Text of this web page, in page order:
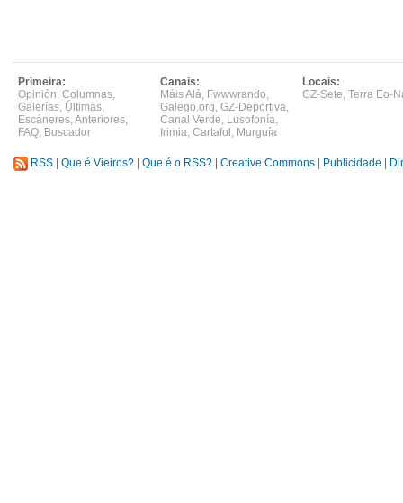
Primeira:
Opinión, Columnas,
Galerías, Últimas,
Escáneres,Anteriores,
FAQ, Buscador
Canais:
Máis Alá, Fwwwrando,
Galego.org, GZ-Deportiva,
Canal Verde, Lusofonía,
Irimia, Cartafol , Murguía
Locais:
GZ-Sete, Terra Eo-
RSS Que é Vieiros? Que é o RSS? Creative Commons Publicidade